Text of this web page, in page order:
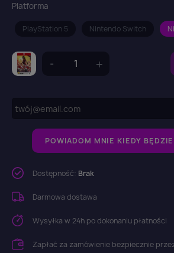
Platforma
PlayStation 5 Nintendo Switch
POWIADOM MNIE KIEDY
Dostępność: Brak
Darmowa dostawa
Wysyłka w 24h po dokonaniu płatności
Zapłać za zamówienie bezpiecznie